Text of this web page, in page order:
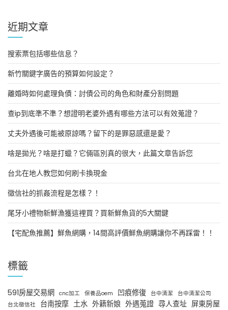
近期文章
搜索票包括哪些信息？
新竹關鍵字廣告的預算如何設定？
離婚時如何處理負債：討債公司的角色和財產分割問題
查ip到底準不準？想證明老婆外遇有哪些方法可以有效蒐證？
丈夫外遇後可能被原諒嗎？留下的是罪惡感還是愛？
啥是拋光？啥是打蠟？它倆區別真的很大，此篇文章告訴您
台北在地人教您如何刷卡換現金
徵信社的抓姦流程是怎樣？！
尾牙小禮物新鮮漁獲這裡買？買新鮮魚貨的5大關鍵
【宅配魚推薦】鮮魚網購，14間高評價鮮魚網購讓你不再踩雷！！
標籤
591房屋交易網 cnc加工 保養品oem 凹痕修復 台中清潔
台中清潔公司
台北徵信社
台南按摩 土水 外籍新娘 外遇蒐證 尋人查址 屏東房屋